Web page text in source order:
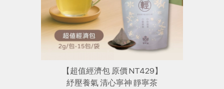
【超值經濟包 原價 NT429】
紓壓養氣 清心寧神 靜寧茶